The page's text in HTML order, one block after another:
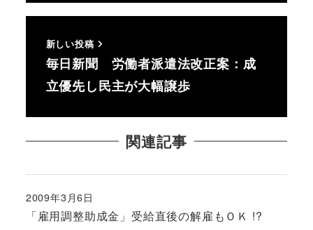
新しい投稿
毎日新聞 労働者派遣法改正案：成
立優先し民主が大幅譲歩
関連記事
「雇用調整助成金」受給直後の解雇もＯＫ !?
投稿日
2009年3月6日